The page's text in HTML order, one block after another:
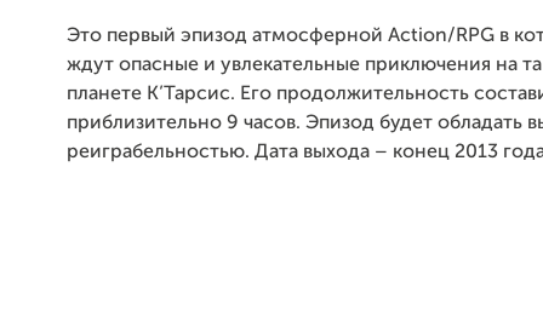
Это первый эпизод атмосферной Action/ RPG в
ждут опасные и увлекательные приключения на
планете К’Тарсис. Его продолжительность
приблизительно 9 часов. Эпизод будет обладать
реиграбельностью. Дата выхода – конец 2013